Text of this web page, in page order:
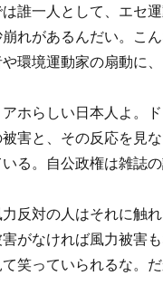
誰一人として、エセ
れがあるんだい。こ
環境運動家の扇動に
ホらしい日本人よ。
害と、その反応を見
る。自公政権は雑誌
反対の人はそれに触
がなければ風力被害
笑っていられるな。